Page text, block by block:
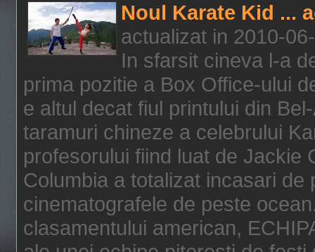
Noul Karate Kid ...
actualizat in 2010-
In sfarsit cineva l-a
prima pozitie a Box Office-ului
e altul decat fiul printului din
taramuri chineze a celebrului
profesorului fiind luat de Jackie
Columbia a totalizat incasari
cinematografele de peste
clasamentului american,